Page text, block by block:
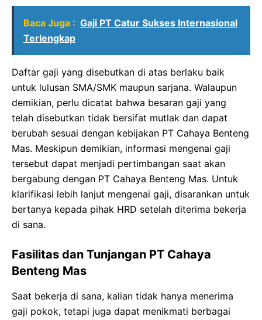
Baca Juga : Gaji PT Catur Sukses Internasional
Terlengkap
Daftar gaji yang disebutkan di atas berlaku baik
untuk lulusan SMA/SMK maupun sarjana. Walaupun
demikian, perlu dicatat bahwa besaran gaji yang
telah disebutkan tidak bersifat mutlak dan dapat
berubah sesuai dengan kebijakan PT Cahaya Benteng
Mas. Meskipun demikian, informasi mengenai gaji
tersebut dapat menjadi pertimbangan saat akan
bergabung dengan PT Cahaya Benteng Mas. Untuk
klarifikasi lebih lanjut mengenai gaji, disarankan untuk
bertanya kepada pihak HRD setelah diterima bekerja
di sana.
Fasilitas dan Tunjangan PT Cahaya
Benteng Mas
Saat bekerja di sana, kalian tidak hanya menerima
gaji pokok, tetapi juga dapat menikmati berbagai